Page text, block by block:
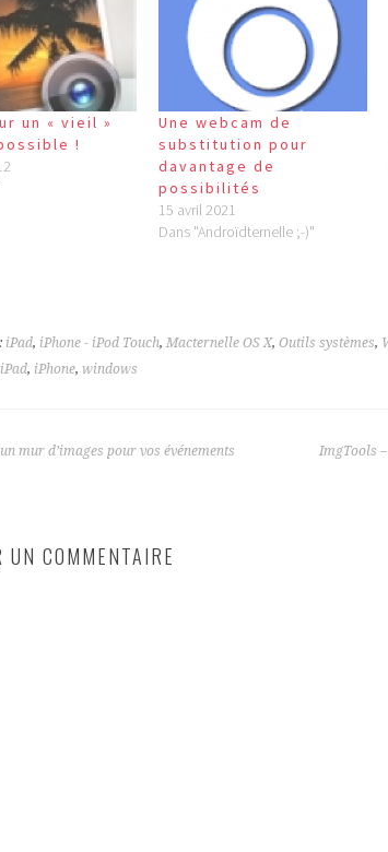
un « vieil »
!
Une webcam de
substitution pour
davantage de
possibilités
15 avril 2021
Dans "Androïdternelle ;-)"
iPad, iPhone - iPod Touch, Macternelle OS X, Outils systèmes,
iPad, iPhone, windows
mur d’images pour vos événements ImgTools
UN COMMENTAIRE